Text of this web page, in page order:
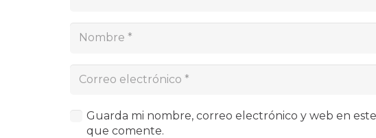
Guarda mi nombre, correo electrónico y web en
que comente.